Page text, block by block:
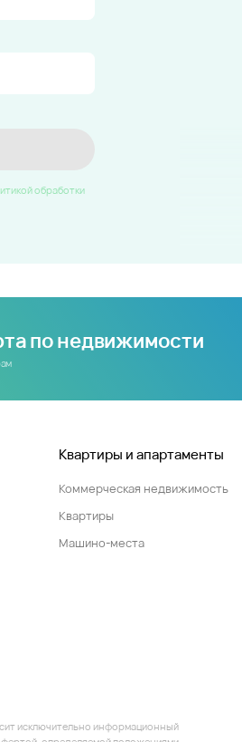
обработки
по недвижимости
Квартиры и апартаменты
Коммерческая недвижимость
Квартиры
Машино-места
исключительно информационный